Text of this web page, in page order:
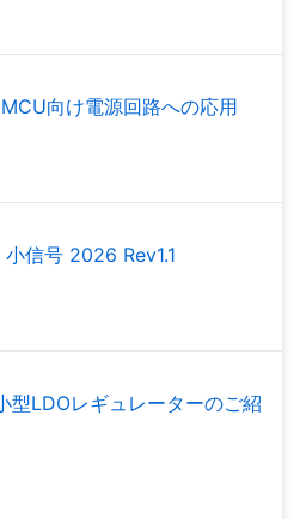
向け電源回路への応用
信号 2026 Rev1.1
型LDOレギュレーターのご紹